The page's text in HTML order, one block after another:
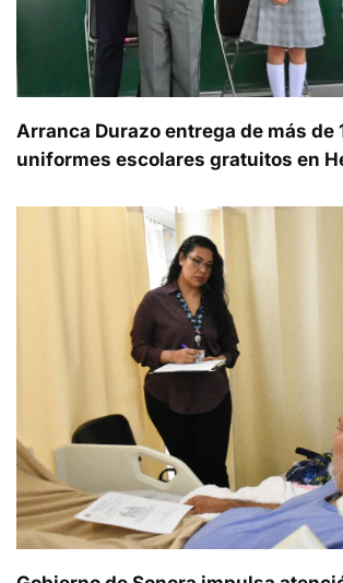
Arranca Durazo entrega de más de
uniformes escolares gratuitos en